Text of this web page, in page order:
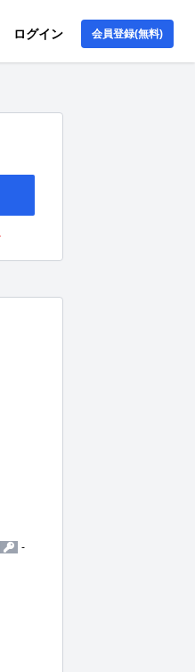
ログイン 会員登録(無料)
-